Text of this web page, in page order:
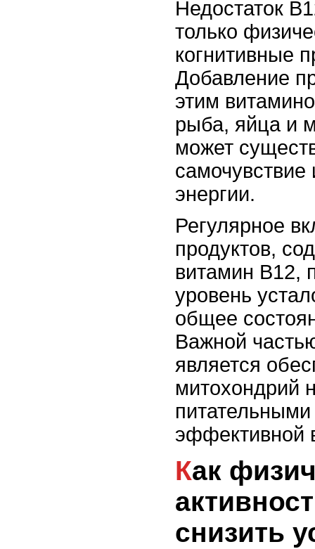
Недостаток
только
когнитивные
Добавление
этим
рыба, яйца и
может
самочувствие
энергии.
Регулярное
продуктов,
витамин B12,
уровень
общее
Важной
является
митохондрий
эффективной
Как физическая
снизить